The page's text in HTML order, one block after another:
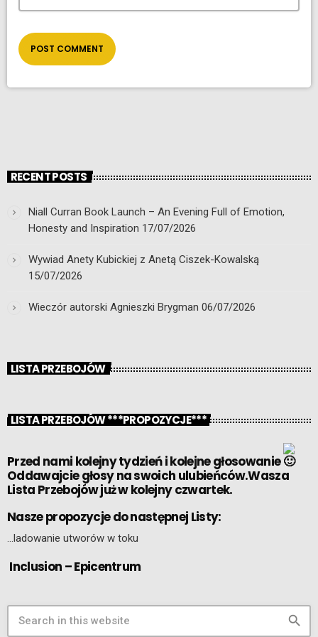
RECENT POSTS
Niall Curran Book Launch – An Evening Full of Emotion,
Honesty and Inspiration 17/07/2026
Wywiad Anety Kubickiej z Anetą Ciszek-Kowalską
15/07/2026
Wieczór autorski Agnieszki Brygman 06/07/2026
LISTA PRZEBOJÓW
LISTA PRZEBOJÓW ***PROPOZYCJE***
Przed nami kolejny tydzień i kolejne głosowanie
Oddawajcie głosy na swoich ulubieńców.Wasza
Lista Przebojów już w kolejny czwartek.
Nasze propozycje do następnej Listy:
…ladowanie utworów w toku
Inclusion – Epicentrum
search